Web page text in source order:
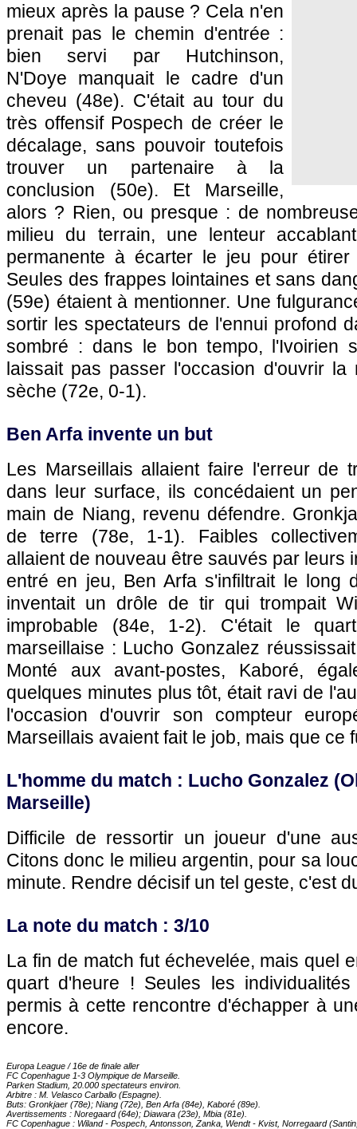
mieux après la pause ? Cela n'en
prenait pas le chemin d'entrée :
bien servi par Hutchinson,
N'Doye manquait le cadre d'un
cheveu (48e). C'était au tour du
très offensif Pospech de créer le
décalage, sans pouvoir toutefois
trouver un partenaire à la
conclusion (50e). Et Marseille,
alors ? Rien, ou presque : de
milieu du terrain, une lenteur
permanente à écarter le jeu pour
Seules des frappes lointaines et sans
(59e) étaient à mentionner. Une
sortir les spectateurs de l'ennui profond
sombré : dans le bon tempo, l'Ivoirien
laissait pas passer l'occasion d'ouvrir la
sèche (72e, 0-1).
Ben Arfa invente un but
Les Marseillais allaient faire l'erreur de
dans leur surface, ils concédaient un
main de Niang, revenu défendre.
de terre (78e, 1-1). Faibles
allaient de nouveau être sauvés par leurs
entré en jeu, Ben Arfa s'infiltrait le long
inventait un drôle de tir qui trompait
improbable (84e, 1-2). C'était le
marseillaise : Lucho Gonzalez
Monté aux avant-postes, Kaboré,
quelques minutes plus tôt, était ravi de
l'occasion d'ouvrir son compteur
Marseillais avaient fait le job, mais que
L'homme du match : Lucho Gonzalez (
Marseille)
Difficile de ressortir un joueur d'une
Citons donc le milieu argentin, pour sa
minute. Rendre décisif un tel geste, c'est
La note du match : 3/10
La fin de match fut échevelée, mais quel
quart d'heure ! Seules les
permis à cette rencontre d'échapper à
encore.
Europa League / 16e de finale aller
FC Copenhague 1-3 Olympique de Marseille
Parken Stadium, 20.000 spectateurs environ.
Arbitre : M. Velasco Carballo (Espagne).
Buts: Gronkjaer (78e); Niang (72e), Ben Arfa (84e), Kaboré (89e).
Avertissements : Noregaard (64e); Diawara (23e), Mbia (81e).
FC Copenhague : Wiland - Pospech, Antonsson, Zanka, Wendt - Kvist, Norregaard